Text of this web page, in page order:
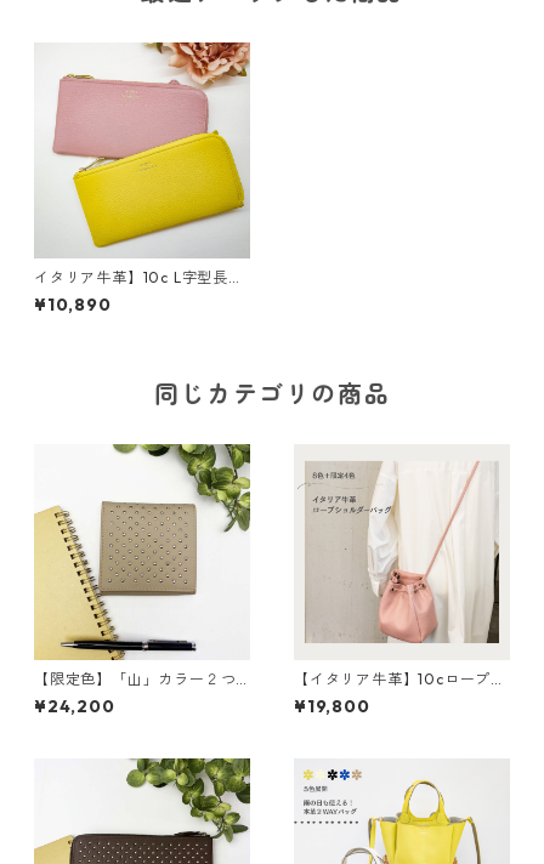
イタリア牛革】10c L字型長財
布<13色展開> 本革 レザー
ウォレット 革小物 革財
¥10,890
同じカテゴリの商品
【限定色】「山」カラー２つ
折り財布 <4色展開> 本革
牛革 レザーウォレット 革
¥24,200
【イタリア牛革】10cロープシ
ョルダー〈8色展開＋限定4
色〉 イタリア牛革 軽い
¥19,800